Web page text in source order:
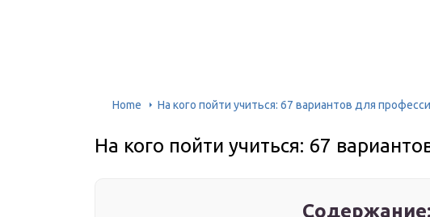
Home На кого пойти учиться: 67 вариантов для
На кого пойти учиться: 67
Содержание: